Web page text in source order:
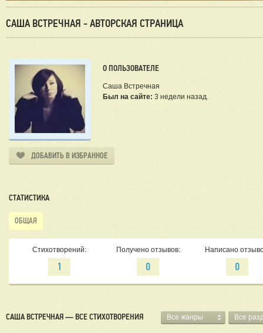
САША ВСТРЕЧНАЯ - АВТОРСКАЯ СТРАНИЦА
О ПОЛЬЗОВАТЕЛЕ
Саша Встречная
Был на сайте: 3 недели назад.
ДОБАВИТЬ В ИЗБРАННОЕ
СТАТИСТИКА
ОБЩАЯ
Стихотворений:
1
Получено отзывов:
0
Написано
0
САША ВСТРЕЧНАЯ — ВСЕ СТИХОТВОРЕНИЯ Все жанры Все